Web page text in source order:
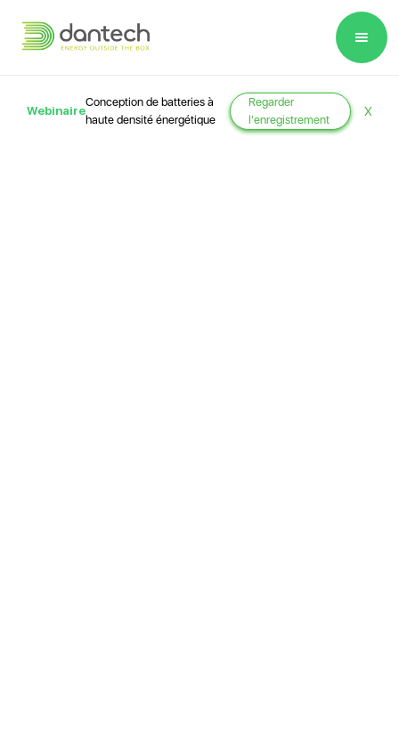
note:
includes
Webinaire
Conception de batteries à
haute densité énergétique
Regarder
l'enregistrement
X